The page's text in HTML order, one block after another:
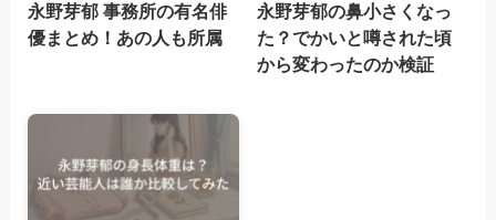
永野芽郁 事務所の有名俳
優まとめ！あの人も所属
永野芽郁の鼻小さくなっ
た？でかいと噂された頃
から変わったのか検証